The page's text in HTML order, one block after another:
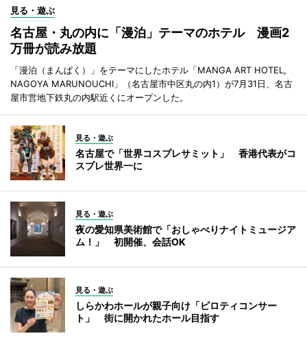
見る・遊ぶ
名古屋・丸の内に「漫泊」テーマのホテル 漫画2
万冊が読み放題
「漫泊（まんぱく）」をテーマにしたホテル「MANGA ART HOTEL,
NAGOYA MARUNOUCHI」（名古屋市中区丸の内1）が7月31日、名古
屋市営地下鉄丸の内駅近くにオープンした。
見る・遊ぶ
名古屋で「世界コスプレサミット」 香港代表がコ
スプレ世界一に
見る・遊ぶ
夜の愛知県美術館で「おしゃべりナイトミュージア
ム！」 初開催、会話OK
見る・遊ぶ
しらかわホールが親子向け「ピロティコンサー
ト」 街に開かれたホール目指す